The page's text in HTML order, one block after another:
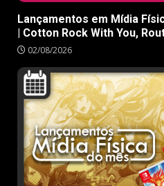
Lançamentos em Mídia
| Cotton Rock With You,
02/08/2026